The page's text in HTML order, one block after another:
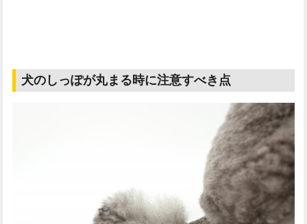
犬のしっぽが丸まる時に注意すべき点